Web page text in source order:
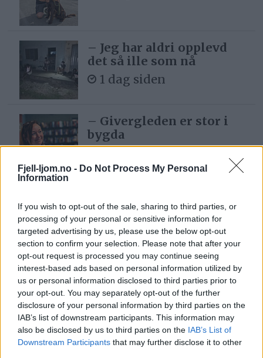
Fjell-ljom.no - Do Not Process My Personal
Information
If you wish to opt-out of the sale, sharing to third parties, or
processing of your personal or sensitive information for
targeted advertising by us, please use the below opt-out
section to confirm your selection. Please note that after your
opt-out request is processed you may continue seeing
interest-based ads based on personal information utilized by
us or personal information disclosed to third parties prior to
your opt-out. You may separately opt-out of the further
disclosure of your personal information by third parties on the
IAB’s list of downstream participants. This information may
also be disclosed by us to third parties on the IAB’s List of
Downstream Participants that may further disclose it to other
– Jeg har aldri opplevd
det så ille som nå
1 dag siden
– Givergleden er stor i
bygda
Kommunen: Gågate er gågate